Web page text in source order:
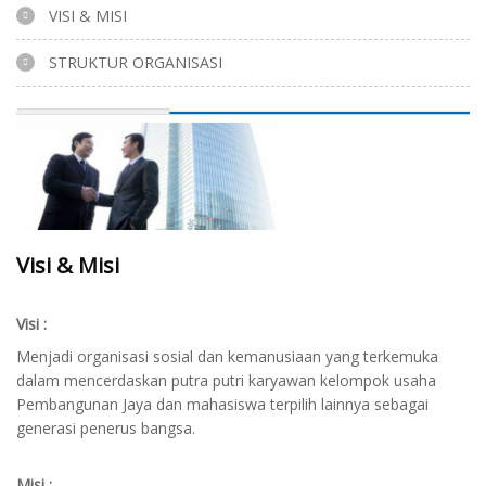
VISI & MISI
STRUKTUR ORGANISASI
Visi & Misi
Visi :
Menjadi organisasi sosial dan kemanusiaan yang terkemuka
dalam mencerdaskan putra putri karyawan kelompok usaha
Pembangunan Jaya dan mahasiswa terpilih lainnya sebagai
generasi penerus bangsa.